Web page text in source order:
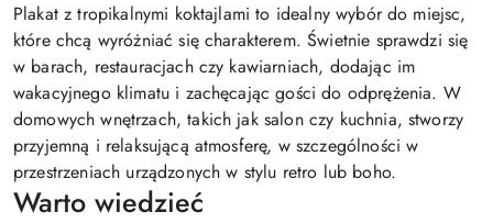
Plakat z tropikalnymi koktajlami to idealny wybór do miejsc,
które chcą wyróżniać się charakterem. Świetnie sprawdzi się
w barach, restauracjach czy kawiarniach, dodając im
wakacyjnego klimatu i zachęcając gości do odprężenia. W
domowych wnętrzach, takich jak salon czy kuchnia, stworzy
przyjemną i relaksującą atmosferę, w szczególności w
przestrzeniach urządzonych w stylu retro lub boho.
Warto wiedzieć